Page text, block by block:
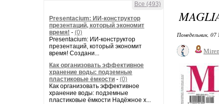
Все (493)
Presentacium: ИИ‑конструктор
презентаций, который экономит
время! - (0)
Presentacium: ИИ‑конструктор
презентаций, который экономит
время! Создани...
Как организовать эффективное
хранение воды: подземные
пластиковые ёмкости - (0)
Как организовать эффективное
хранение воды: подземные
пластиковые ёмкости Надёжное х...
Понедельник,